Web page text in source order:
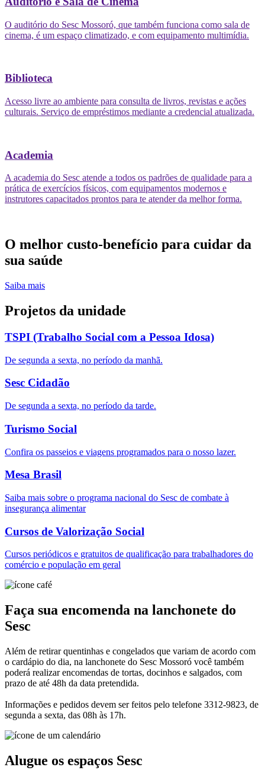
O auditório do Sesc Mossoró, que também funciona como sala de
cinema, é um espaço climatizado, e com equipamento multimídia.
Biblioteca
Acesso livre ao ambiente para consulta de livros, revistas e ações
culturais. Serviço de empréstimos mediante a credencial atualizada.
Academia
A academia do Sesc atende a todos os padrões de qualidade para a
prática de exercícios físicos, com equipamentos modernos e
instrutores capacitados prontos para te atender da melhor forma.
O melhor custo-benefício para cuidar da
sua saúde
Saiba mais
Projetos da unidade
TSPI (Trabalho Social com a Pessoa Idosa)
De segunda a sexta, no período da manhã.
Sesc Cidadão
De segunda a sexta, no período da tarde.
Turismo Social
Confira os passeios e viagens programados para o nosso lazer.
Mesa Brasil
Saiba mais sobre o programa nacional do Sesc de combate à
insegurança alimentar
Cursos de Valorização Social
Cursos periódicos e gratuitos de qualificação para trabalhadores do
comércio e população em geral
Faça sua encomenda na lanchonete do
Sesc
Além de retirar quentinhas e congelados que variam de acordo com
o cardápio do dia, na lanchonete do Sesc Mossoró você também
poderá realizar encomendas de tortas, docinhos e salgados, com
prazo de até 48h da data pretendida.
Informações e pedidos devem ser feitos pelo telefone 3312-9823, de
segunda a sexta, das 08h às 17h.
Alugue os espaços Sesc